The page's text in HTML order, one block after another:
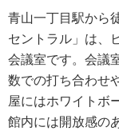
青山一丁目駅から
セントラル」は、
会議室です。会議
数での打ち合わせ
屋にはホワイトボ
館内には開放感の